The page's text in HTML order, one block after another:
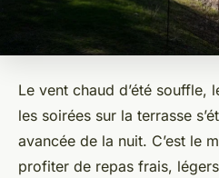
Le vent chaud d’été souffle,
les soirées sur la terrasse
avancée de la nuit. C’est le
profiter de repas frais,